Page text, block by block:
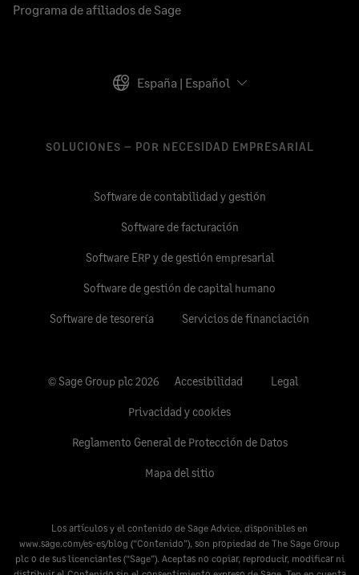
Programa de afiliados de Sage
España | Español
SOLUCIONES – POR NECESIDAD EMPRESARIAL
Software de contabilidad y gestión
Software de facturación
Software ERP y de gestión empresarial
Software de gestión de capital humano
Software de tesorería Servicios de financiación
© Sage Group plc 2026 Accesibilidad Legal
Privacidad y cookies
Reglamento General de Protección de Datos
Mapa del sitio
Los artículos y el contenido de Sage Advice, disponibles en
www.sage.com/es-es/blog (“Contenido”), son propiedad de The Sage Group
plc o de sus licenciantes (“Sage”). Aceptas no copiar, reproducir, modificar ni